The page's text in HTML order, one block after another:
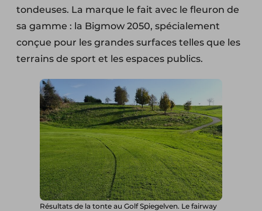
tondeuses. La marque le fait avec le fleuron de
sa gamme : la Bigmow 2050, spécialement
conçue pour les grandes surfaces telles que les
terrains de sport et les espaces publics.
Résultats de la tonte au Golf Spiegelven. Le fairway